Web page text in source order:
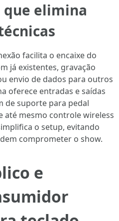
que elimina
facilita o encaixe do
já existentes, gravação
envio de dados para outros
oferece entradas e saídas
de suporte para pedal
até mesmo controle wireless
o setup, evitando
comprometer o show.
e